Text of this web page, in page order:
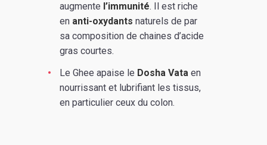
augmente l’immunité. Il est riche
en anti-oxydants naturels de par
sa composition de chaines d’acide
gras courtes.
Le Ghee apaise le Dosha Vata en
nourrissant et lubrifiant les tissus,
en particulier ceux du colon.